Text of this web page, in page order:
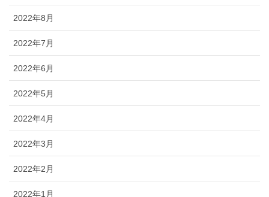
2022年8月
2022年7月
2022年6月
2022年5月
2022年4月
2022年3月
2022年2月
2022年1月